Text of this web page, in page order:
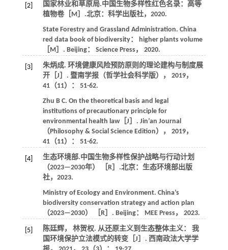
[2] 国家林业和草原局.中国生物多样性红色名录：高等
植物卷［M］.北京：科学出版社， 2020.
State Forestry and Grassland Administration. China
red data book of biodiversity： higher plants volume
［M］. Beijing： Science Press， 2020.
[3]
朱炳成. 环境健康风险预防原则的理论建构与制度展
开［J］. 暨南学报（哲学社会科学版） ， 2019，
41（11）： 51-62.
Zhu B C. On the theoretical basis and legal
institutions of precautionary principle for
environmental health law［J］. Jin’an Journal
（Philosophy & Social Science Edition）
， 2019，
41（11）： 51-62.
[4]
生态环境部.中国生物多样性保护战略与行动计划
（2023—2030年） ［R］.北京：生态环境部出版
社， 2023.
Ministry of Ecology and Environment. China’s
biodiversity conservation strategy and action plan
（2023—2030） ［R］. Beijing： MEE Press， 2023.
[5]
陈廷辉， 林贺权. 从还原主义到生态整体主义： 我
国环境保护立法模式的转变［J］. 西南政法大学学